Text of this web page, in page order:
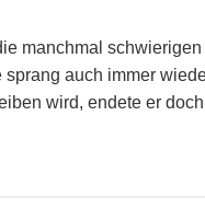
manchmal
auch immer
wird, endete er